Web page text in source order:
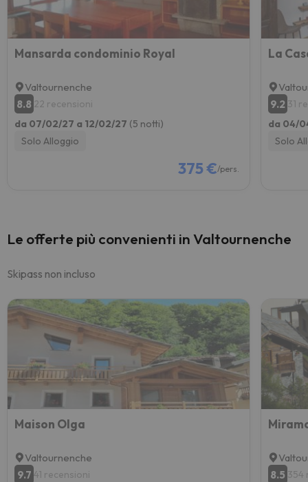
Mansarda condominio Royal
Valtournenche
8.8 22 recensioni
da 07/02/27 a 12/02/27 (5 notti)
Solo Alloggio
375 €/pers.
La
9.2 31
da 04/
Solo
Le offerte più convenienti in Valtournenche
Skipass non incluso
Maison Olga
Valtournenche
9.7 41 recensioni
8.5 354